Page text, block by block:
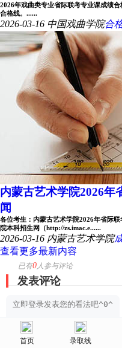
首页
美术网
选择省份
2026年戏曲类专业省际联考专业课成绩
合格线。......
2026-03-16 中国戏曲学院合
内蒙古艺术学院2026年
闻
各位考生：内蒙古艺术学院2026年省际
院本科招生网（http://zs.imac.e......
2026-03-16 内蒙古艺术学院
查看更多最新内容
已有0人参与评论
发表评论
提交评论
首页 录取线